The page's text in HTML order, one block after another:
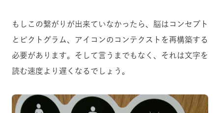
もしこの繋がりが出来ていなかったら、脳はコンセプト
とピクトグラム、アイコンのコンテクストを再構築する
必要があります。そして言うまでもなく、それは文字を
読む速度より遅くなるでしょう。